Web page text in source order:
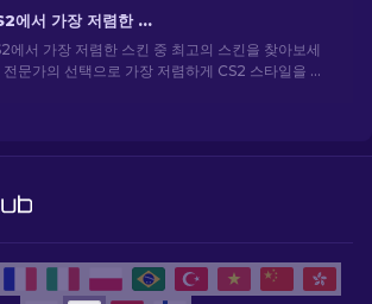
CS2에서 가장 저렴한 스킨 [2026]
에서 가장 저렴한 스킨 중 최고의 스킨을 찾아보세
전문가의 선택으로 가장 저렴하게 CS2 스타일을 업